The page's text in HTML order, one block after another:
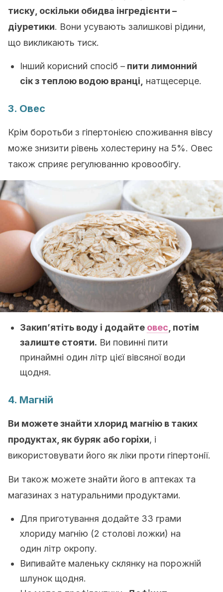
тиску, оскільки обидва інгредієнти –
діуретики. Вони усувають залишкові рідини,
що викликають тиск.
Інший корисний спосіб – пити лимонний
сік з теплою водою вранці,
натщесерце.
3. Овес
Крім боротьби з гіпертонією споживання вівсу
може знизити рівень холестерину на 5%. Овес
також сприяє регулюванню кровообігу.
Закип’ятіть воду і додайте овес , потім
залиште стояти. Ви повинні пити
принаймні один літр цієї вівсяної води
щодня.
4. Магній
Ви можете знайти хлорид магнію в таких
продуктах, як буряк або горіхи, і
використовувати його як ліки проти гіпертонії.
Ви також можете знайти його в аптеках та
магазинах з натуральними продуктами.
Для приготування додайте 33 грами
хлориду магнію (2 столові ложки) на
один літр окропу.
Випивайте маленьку склянку на порожній
шлунок щодня.